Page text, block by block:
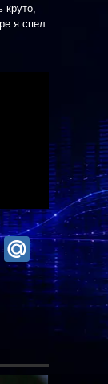
я спел